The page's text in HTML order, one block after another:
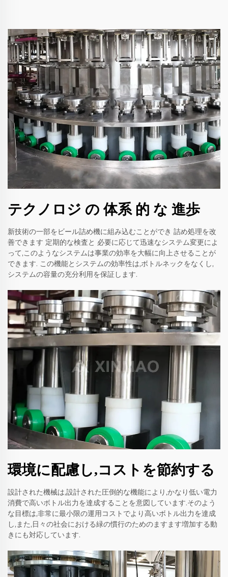
テクノロジ の 体系 的 な 進歩
新技術の一部をビール詰め機に組み込むことができ 詰め処理を改
善できます 定期的な検査と 必要に応じて迅速なシステム変更によ
って,このようなシステムは事業の効率を大幅に向上させることが
できます. この機能とシステムの効率性は,ボトルネックをなくし,
システムの容量の充分利用を保証します.
環境に配慮し,コストを節約する
設計された機械は,設計された圧倒的な機能により,かなり低い電力
消費で高いボトル出力を達成することを意図しています.そのよう
な目標は,非常に最小限の運用コストでより高いボトル出力を達成
し,また,日々の社会における緑の慣行のためのますます増加する動
きにも対応しています.